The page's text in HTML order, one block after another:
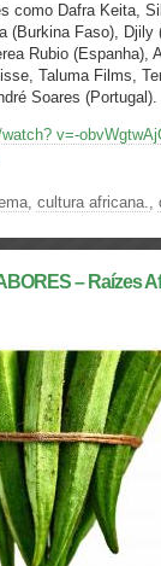
como Dafra Keita,
(Burkina Faso), Djily
Rubio (Espanha),
Taluma Films,
Soares (Portugal).
v=-
, cultura africana.,
– Raízes